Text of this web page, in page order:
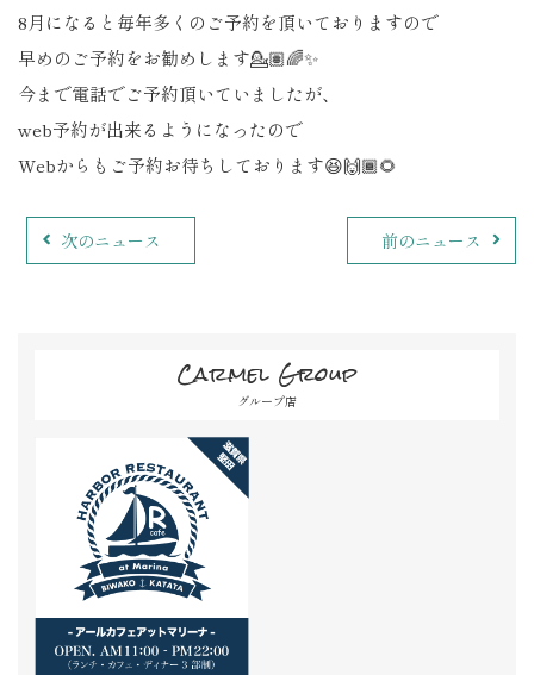
8月になると毎年多くのご予約を頂いておりますので
早めのご予約をお勧めします💁🏽🌈✨
今まで電話でご予約頂いていましたが、
web予約が出来るようになったので
Webからもご予約お待ちしております😆🙌🏾🌻
次のニュース 前のニュース
Carmel Group
グループ店